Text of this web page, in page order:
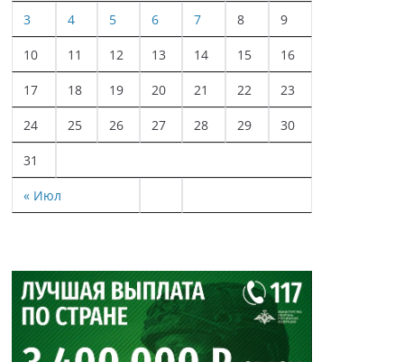
« Июл
3 4 5 6 7 8 9
10 11 12 13 14 15 16
17 18 19 20 21 22 23
24 25 26 27 28 29 30
31